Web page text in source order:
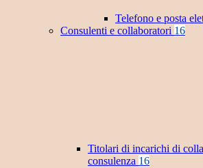
Telefono e posta
Consulenti e collaboratori 16
Titolari di incarichi di
consulenza 16